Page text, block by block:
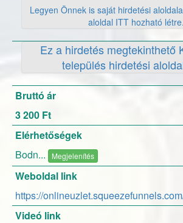
még az útiköltség kapcsolódik, de már
szervezzük, hogy többen autóval
Találkozzunk Kecskeméten.
Legyen Önnek is saját hirdetési
aloldal ITT hozható létre.
Ez a hirdetés megtekinthető
település hirdetési
Bruttó ár
3 200 Ft
Elérhetőségek
Bodn...
Megjelenítés
Weboldal link
https://
Videó link